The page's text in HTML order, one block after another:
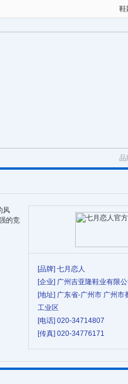
鞋
品
[品牌] 七月恋人
[企业] 广州吉亚隆鞋业有限公
[地址] 广东省-广州市 广州市
工业区
[电话] 020-34714807
[传真] 020-34776171
风
的竞